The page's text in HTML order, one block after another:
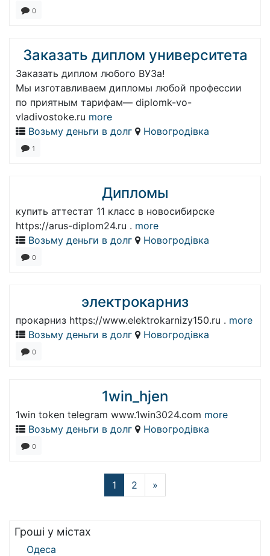
0
Заказать диплом университета
Заказать диплом любого ВУЗа!
Мы изготавливаем дипломы любой профессии
по приятным тарифам— diplomk-vo-
vladivostoke.ru more
Возьму деньги в долг
Новогродівка
1
Дипломы
купить аттестат 11 класс в новосибирске
https://arus-diplom24.ru . more
Возьму деньги в долг
Новогродівка
0
электрокарниз
прокарниз https://www.elektrokarnizy150.ru . more
Возьму деньги в долг
Новогродівка
0
1win_hjen
1win token telegram www.1win3024.com more
Возьму деньги в долг
Новогродівка
0
1 2 »
Гроші у містах
Одеса